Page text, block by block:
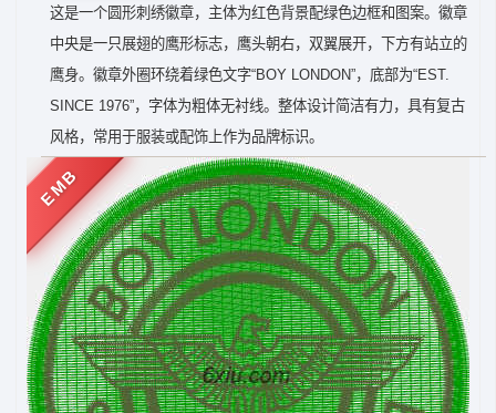
这是一个圆形刺绣徽章，主体为红色背景配绿色边框和图案。徽章
中央是一只展翅的鹰形标志，鹰头朝右，双翼展开，下方有站立的
鹰身。徽章外圈环绕着绿色文字“BOY LONDON”，底部为“EST.
SINCE 1976”，字体为粗体无衬线。整体设计简洁有力，具有复古
风格，常用于服装或配饰上作为品牌标识。
EMB